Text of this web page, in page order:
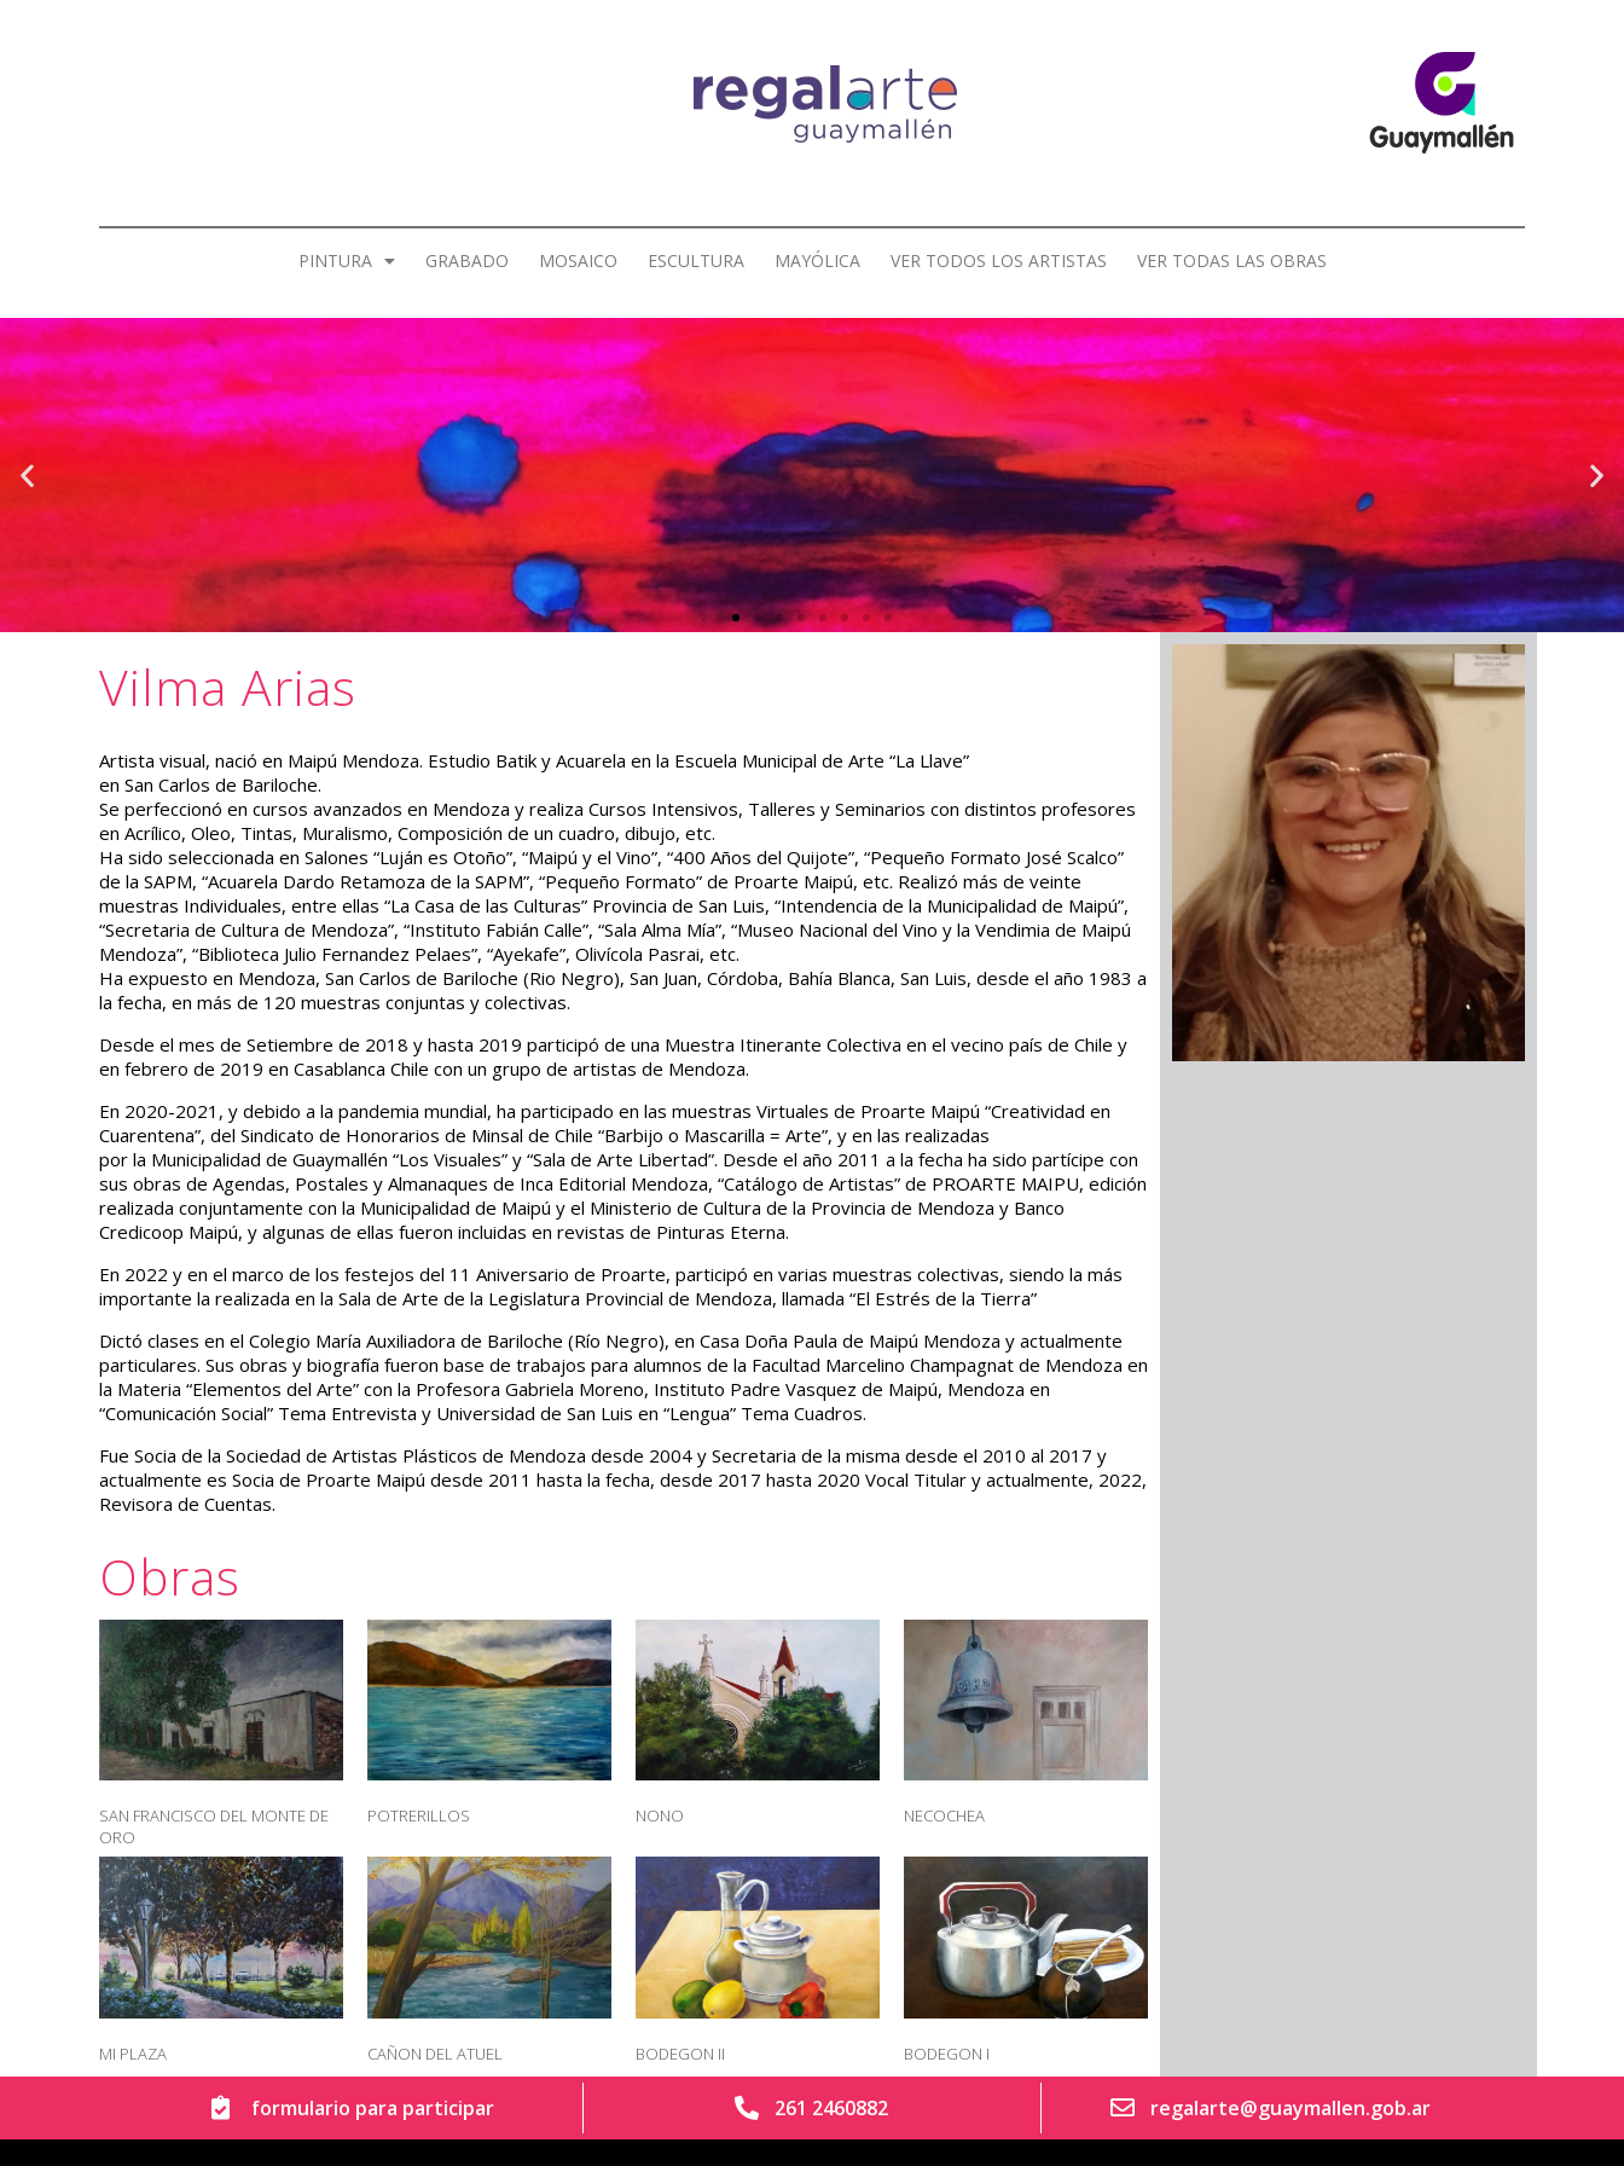
PINTURA GRABADO MOSAICO ESCULTURA MAYÓLICA VER TODOS LOS ARTISTAS VER TODAS LAS OBRAS
Vilma Arias
Artista visual, nació en Maipú Mendoza. Estudio Batik y Acuarela en la Escuela Municipal de Arte “La Llave”
en San Carlos de Bariloche.
Se perfeccionó en cursos avanzados en Mendoza y realiza Cursos Intensivos, Talleres y Seminarios con distintos profesores
en Acrílico, Oleo, Tintas, Muralismo, Composición de un cuadro, dibujo, etc.
Ha sido seleccionada en Salones “Luján es Otoño”, “Maipú y el Vino”, “400 Años del Quijote”, “Pequeño Formato José Scalco”
de la SAPM, “Acuarela Dardo Retamoza de la SAPM”, “Pequeño Formato” de Proarte Maipú, etc. Realizó más de veinte
muestras Individuales, entre ellas “La Casa de las Culturas” Provincia de San Luis, “Intendencia de la Municipalidad de Maipú”,
“Secretaria de Cultura de Mendoza”, “Instituto Fabián Calle”, “Sala Alma Mía”, “Museo Nacional del Vino y la Vendimia de Maipú
Mendoza”, “Biblioteca Julio Fernandez Pelaes”, “Ayekafe”, Olivícola Pasrai, etc.
Ha expuesto en Mendoza, San Carlos de Bariloche (Rio Negro), San Juan, Córdoba, Bahía Blanca, San Luis, desde el año 1983 a
la fecha, en más de 120 muestras conjuntas y colectivas.
Desde el mes de Setiembre de 2018 y hasta 2019 participó de una Muestra Itinerante Colectiva en el vecino país de Chile y
en febrero de 2019 en Casablanca Chile con un grupo de artistas de Mendoza.
En 2020-2021, y debido a la pandemia mundial, ha participado en las muestras Virtuales de Proarte Maipú “Creatividad en
Cuarentena”, del Sindicato de Honorarios de Minsal de Chile “Barbijo o Mascarilla = Arte”, y en las realizadas
por la Municipalidad de Guaymallén “Los Visuales” y “Sala de Arte Libertad”. Desde el año 2011 a la fecha ha sido partícipe con
sus obras de Agendas, Postales y Almanaques de Inca Editorial Mendoza, “Catálogo de Artistas” de PROARTE MAIPU, edición
realizada conjuntamente con la Municipalidad de Maipú y el Ministerio de Cultura de la Provincia de Mendoza y Banco
Credicoop Maipú, y algunas de ellas fueron incluidas en revistas de Pinturas Eterna.
En 2022 y en el marco de los festejos del 11 Aniversario de Proarte, participó en varias muestras colectivas, siendo la más
importante la realizada en la Sala de Arte de la Legislatura Provincial de Mendoza, llamada “El Estrés de la Tierra”
Dictó clases en el Colegio María Auxiliadora de Bariloche (Río Negro), en Casa Doña Paula de Maipú Mendoza y actualmente
particulares. Sus obras y biografía fueron base de trabajos para alumnos de la Facultad Marcelino Champagnat de Mendoza en
la Materia “Elementos del Arte” con la Profesora Gabriela Moreno, Instituto Padre Vasquez de Maipú, Mendoza en
“Comunicación Social” Tema Entrevista y Universidad de San Luis en “Lengua” Tema Cuadros.
Fue Socia de la Sociedad de Artistas Plásticos de Mendoza desde 2004 y Secretaria de la misma desde el 2010 al 2017 y
actualmente es Socia de Proarte Maipú desde 2011 hasta la fecha, desde 2017 hasta 2020 Vocal Titular y actualmente, 2022,
Revisora de Cuentas.
Obras
SAN FRANCISCO DEL MONTE DE
ORO
POTRERILLOS NONO NECOCHEA
MI PLAZA CAÑON DEL ATUEL BODEGON II BODEGON I
formulario para participar 261 2460882 regalarte@guaymallen.gob.ar